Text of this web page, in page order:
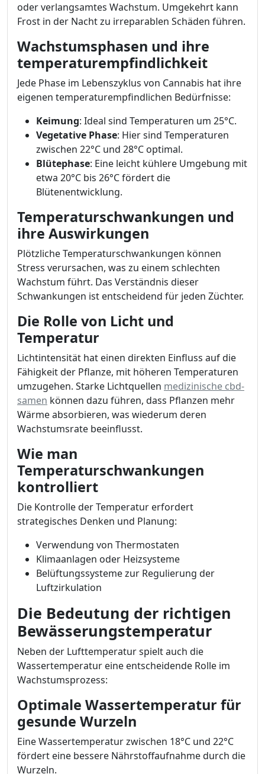
oder verlangsamtes Wachstum. Umgekehrt kann
Frost in der Nacht zu irreparablen Schäden führen.
Wachstumsphasen und ihre
temperaturempfindlichkeit
Jede Phase im Lebenszyklus von Cannabis hat ihre
eigenen temperaturempfindlichen Bedürfnisse:
Keimung: Ideal sind Temperaturen um 25°C.
Vegetative Phase: Hier sind Temperaturen
zwischen 22°C und 28°C optimal.
Blütephase: Eine leicht kühlere Umgebung mit
etwa 20°C bis 26°C fördert die
Blütenentwicklung.
Temperaturschwankungen und
ihre Auswirkungen
Plötzliche Temperaturschwankungen können
Stress verursachen, was zu einem schlechten
Wachstum führt. Das Verständnis dieser
Schwankungen ist entscheidend für jeden Züchter.
Die Rolle von Licht und
Temperatur
Lichtintensität hat einen direkten Einfluss auf die
Fähigkeit der Pflanze, mit höheren Temperaturen
umzugehen. Starke Lichtquellen medizinische cbd-
samen können dazu führen, dass Pflanzen mehr
Wärme absorbieren, was wiederum deren
Wachstumsrate beeinflusst.
Wie man
Temperaturschwankungen
kontrolliert
Die Kontrolle der Temperatur erfordert
strategisches Denken und Planung:
Verwendung von Thermostaten
Klimaanlagen oder Heizsysteme
Belüftungssysteme zur Regulierung der
Luftzirkulation
Die Bedeutung der richtigen
Bewässerungstemperatur
Neben der Lufttemperatur spielt auch die
Wassertemperatur eine entscheidende Rolle im
Wachstumsprozess:
Optimale Wassertemperatur für
gesunde Wurzeln
Eine Wassertemperatur zwischen 18°C und 22°C
fördert eine bessere Nährstoffaufnahme durch die
Wurzeln.